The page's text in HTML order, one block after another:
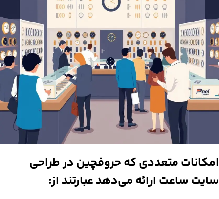
امکانات متعددی که حروفچین در طراحی
سایت ساعت ارائه می‌دهد عبارتند از: